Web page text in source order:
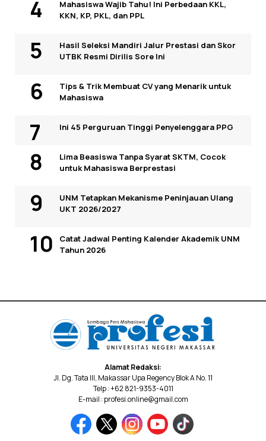
Mahasiswa Wajib Tahu! Ini Perbedaan KKL,
KKN, KP, PKL, dan PPL
Hasil Seleksi Mandiri Jalur Prestasi dan Skor
UTBK Resmi Dirilis Sore Ini
Tips & Trik Membuat CV yang Menarik untuk
Mahasiswa
Ini 45 Perguruan Tinggi Penyelenggara PPG
Lima Beasiswa Tanpa Syarat SKTM, Cocok
untuk Mahasiswa Berprestasi
UNM Tetapkan Mekanisme Peninjauan Ulang
UKT 2026/2027
Catat Jadwal Penting Kalender Akademik UNM
Tahun 2026
Alamat Redaksi:
Jl. Dg. Tata III, Makassar Upa Regency Blok A No. 11
Telp : +62 821-9353-4011
E-mail : profesi.online@gmail.com